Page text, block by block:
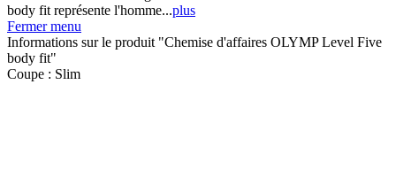
body fit représente l'homme...plus
Fermer menu
Informations sur le produit "Chemise d'affaires OLYMP Level Five
body fit"
Coupe : Slim